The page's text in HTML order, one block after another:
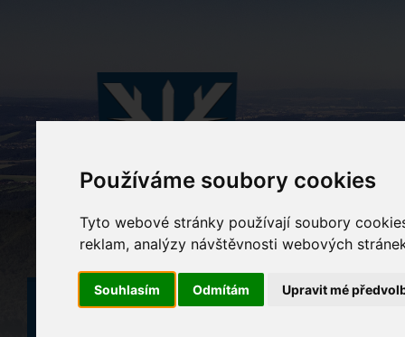
Používáme soubory cookies
Tyto webové stránky používají soubory
reklam, analýzy návštěvnosti webových
Souhlasím Odmítám Upravit mé
ÚVODNÍ STRÁNKA